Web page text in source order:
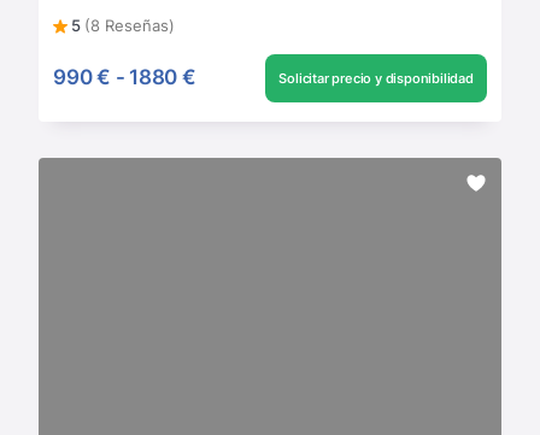
5 (8 Reseñas)
990 € - 1880 € Solicitar precio y disponibilidad